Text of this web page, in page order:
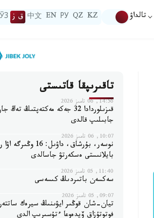
تالداۋ KZ
QZ
РУ
EN
中文 ق ز ЎЗ
تاقىرىپقا قاتىستى
14:56, 06 تامىز 2026
قىزىلوردادا 32 جەكە مەكتەپتىڭ
جابىلىپ قالدى
10:07, 06 تامىز 2026
نوسەر، بۇرشاق، داۋىل: 16
بايلانىستى ەسكەرتۋ جاسالدى
11:40, 05 تامىز 2026
سەكسەن باتىردىڭ كىسەسى
09:07, 05 تامىز 2026
تيان-شان قوڭىر ايۋىنىڭ سيرەك
فوتوتۇزاق ۆيدەوعا ءتۇسىرىپ الدى